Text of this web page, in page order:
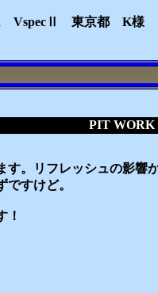
VspecⅡ 東京都 K様
PIT
す。リフレッシュの影響
ですけど。
！